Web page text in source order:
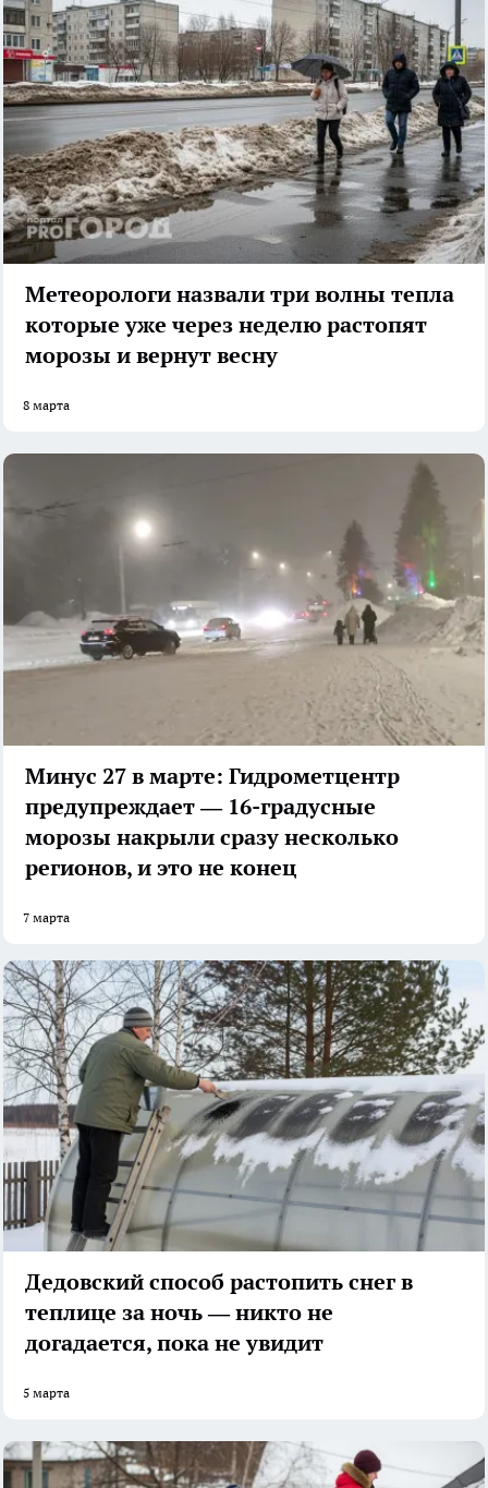
Метеорологи назвали три волны тепла
которые уже через неделю растопят
морозы и вернут весну
8 марта
Минус 27 в марте: Гидрометцентр
предупреждает — 16-градусные
морозы накрыли сразу несколько
регионов, и это не конец
7 марта
Дедовский способ растопить снег в
теплице за ночь — никто не
догадается, пока не увидит
5 марта